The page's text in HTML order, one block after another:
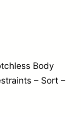
Body
– Sort –